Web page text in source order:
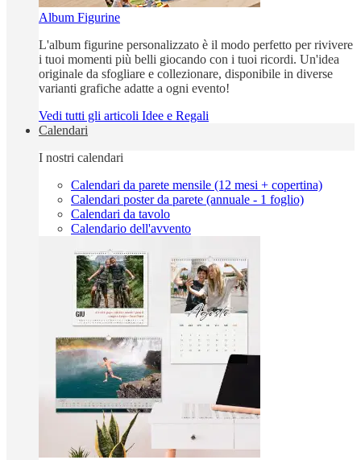
Album Figurine
L'album figurine personalizzato è il modo perfetto per rivivere
i tuoi momenti più belli giocando con i tuoi ricordi. Un'idea
originale da sfogliare e collezionare, disponibile in diverse
varianti grafiche adatte a ogni evento!
Vedi tutti gli articoli Idee e Regali
Calendari
I nostri calendari
Calendari da parete mensile (12 mesi + copertina)
Calendari poster da parete (annuale - 1 foglio)
Calendari da tavolo
Calendario dell'avvento